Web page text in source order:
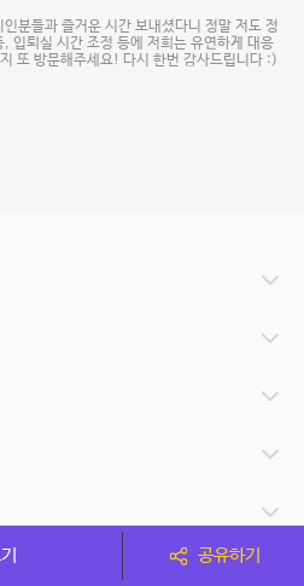
분들과 즐거운 시간 보내셨다니 정말 저도 정
입퇴실 시간 조정 등에 저희는 유연하게 대응
또 방문해주세요! 다시 한번 감사드립니다 :)
공유하기